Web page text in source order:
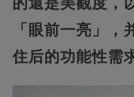
「眼前一亮」，
住后的功能性需